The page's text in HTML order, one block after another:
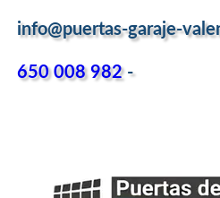
info@puertas-garaje-
650 008 982-